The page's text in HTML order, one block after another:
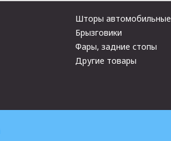
Шторы автомобильные
Брызговики
Фары, задние стопы
Другие товары